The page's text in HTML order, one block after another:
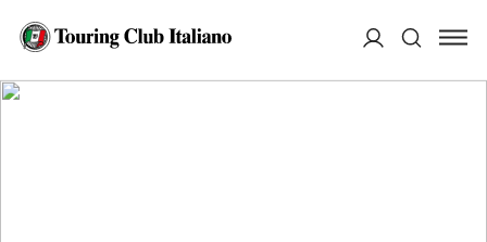
HOME
SELVA DI VAL GARDENA/WOLKENSTEIN IN GRODEN
IMPIANTI SCIISTICI SELLA RONDA